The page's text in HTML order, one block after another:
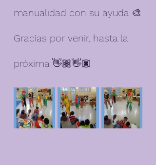
manualidad con su ayuda 🎨
Gracias por venir, hasta la
próxima 👋🏽👋🏿